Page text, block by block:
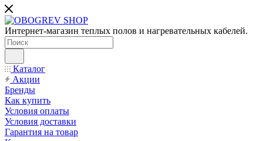
Интернет-магазин теплых полов и нагревательных кабелей.
Каталог
Акции
Бренды
Как купить
Условия оплаты
Условия доставки
Гарантия на товар